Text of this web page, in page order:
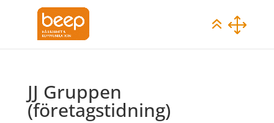
JJ Gruppen
(företagstidning)